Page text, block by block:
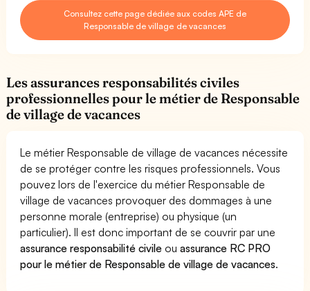
Consultez cette page dédiée aux codes APE de
Responsable de village de vacances
Les assurances responsabilités civiles
professionnelles pour le métier de Responsable
de village de vacances
Le métier Responsable de village de vacances nécessite
de se protéger contre les risques professionnels. Vous
pouvez lors de l'exercice du métier Responsable de
village de vacances provoquer des dommages à une
personne morale (entreprise) ou physique (un
particulier). Il est donc important de se couvrir par une
assurance responsabilité civile ouassurance RC PRO
pour le métier de Responsable de village de vacances.